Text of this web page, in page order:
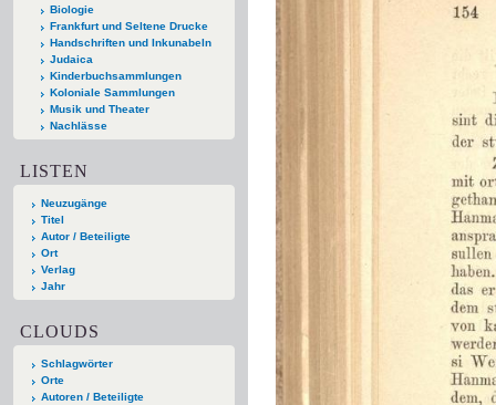
Biologie
Frankfurt und Seltene Drucke
Handschriften und Inkunabeln
Judaica
Kinderbuchsammlungen
Koloniale Sammlungen
Musik und Theater
Nachlässe
LISTEN
Neuzugänge
Titel
Autor / Beteiligte
Ort
Verlag
Jahr
CLOUDS
Schlagwörter
Orte
Autoren / Beteiligte